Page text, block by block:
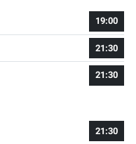
19:00
21:30
21:30
21:30